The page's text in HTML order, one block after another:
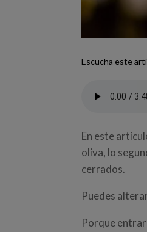
Escucha este
En este
oliva, lo
cerrados.
Puedes
Porque entrar